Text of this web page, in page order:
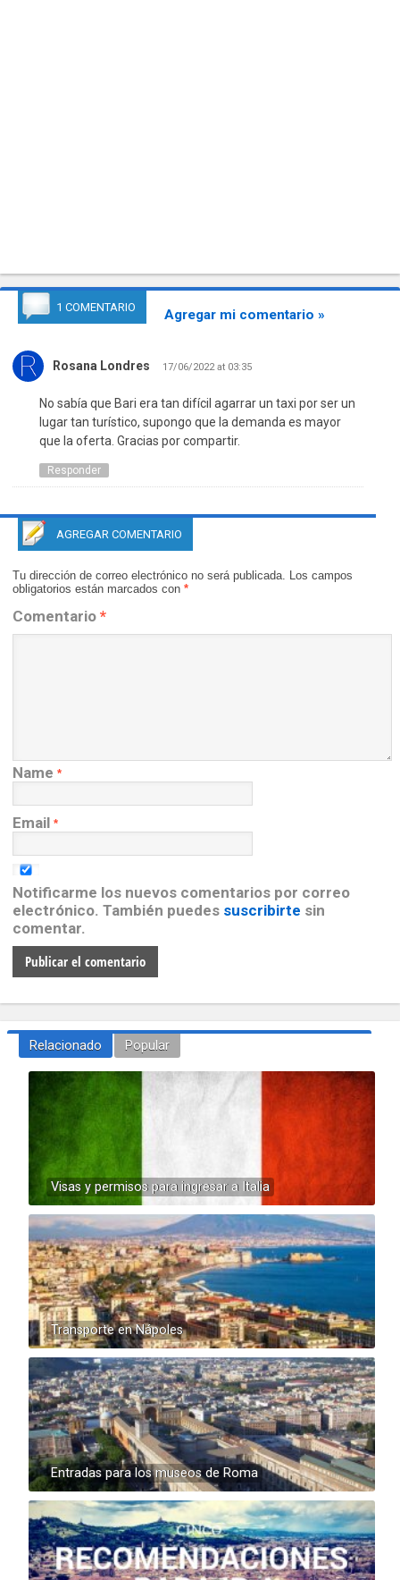
1 COMENTARIO Agregar mi comentario »
Rosana Londres 17/06/2022 at 03:35
No sabía que Bari era tan difícil agarrar un taxi por ser un
lugar tan turístico, supongo que la demanda es mayor
que la oferta. Gracias por compartir.
Responder
AGREGAR COMENTARIO
Tu dirección de correo electrónico no será publicada. Los campos
obligatorios están marcados con *
Comentario *
Name *
Email *
Notificarme los nuevos comentarios por correo
electrónico. También puedes suscribirte sin
comentar.
Relacionado Popular
Visas y permisos para ingresar a Italia
Transporte en Nápoles
Entradas para los museos de Roma